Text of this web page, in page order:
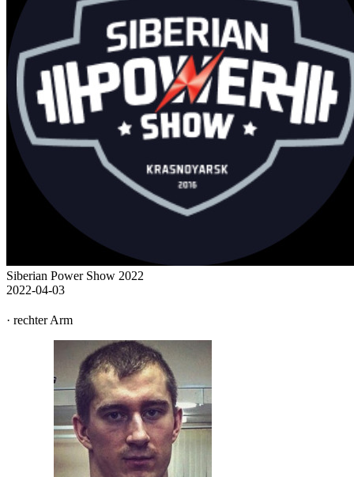
Siberian Power Show 2022
2022-04-03
· rechter Arm